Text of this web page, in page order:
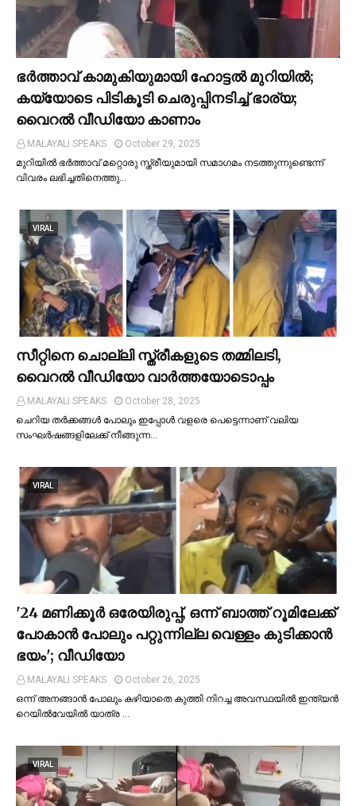
ഭര്‍ത്താവ് കാമുകിയുമായി ഹോട്ടല്‍ മുറിയില്‍;
കയ്യോടെ പിടികൂടി ചെരുപ്പിനടിച്ച്‌ ഭാര്യ;
വൈറൽ വീഡിയോ കാണാം
MALAYALI SPEAKS
October 29, 2025
മുറിയില്‍ ഭർത്താവ് മറ്റൊരു സ്ത്രീയുമായി സമാഗമം നടത്തുന്നുണ്ടെന്ന്
വിവരം ലഭിച്ചതിനെത്തു…
VIRAL
സീറ്റിനെ ചൊല്ലി സ്ത്രീകളുടെ തമ്മിലടി,
വൈറല്‍ വീഡിയോ വാർത്തയോടൊപ്പം
MALAYALI SPEAKS
October 28, 2025
ചെറിയ തര്‍ക്കങ്ങള്‍ പോലും ഇപ്പോള്‍ വളരെ പെട്ടെന്നാണ് വലിയ
സംഘര്‍ഷങ്ങളിലേക്ക് നീങ്ങുന്ന…
VIRAL
'24 മണിക്കൂര്‍ ഒരേയിരുപ്പ്, ഒന്ന് ബാത്ത് റൂമിലേക്ക്
പോകാന്‍ പോലും പറ്റുന്നില്ല വെള്ളം കുടിക്കാന്‍
ഭയം'; വീഡിയോ
MALAYALI SPEAKS
October 26, 2025
ഒന്ന് അനങ്ങാന്‍ പോലും കഴിയാതെ കുത്തി നിറച്ച അവസ്ഥയില്‍ ഇന്ത്യന്‍
റെയില്‍വേയില്‍ യാത്ര …
VIRAL